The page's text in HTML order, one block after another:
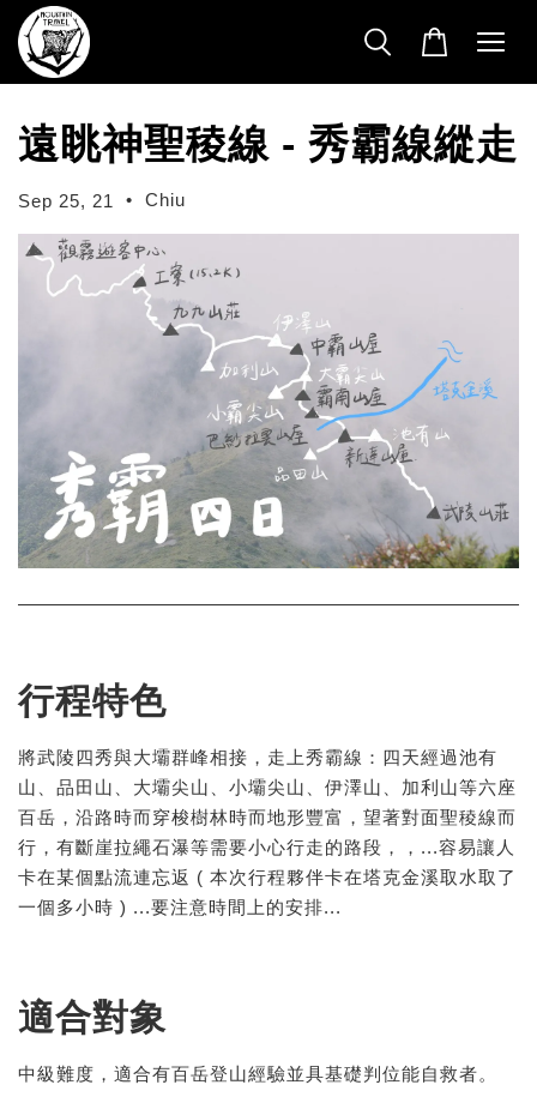
遠眺神聖稜線 - 秀霸線縱走
Sep 25, 21 • Chiu
行程特色
將武陵四秀與大壩群峰相接，走上秀霸線： 四天經過池有
山、品田山、大壩尖山、小壩尖山、伊澤山、 加利山等六座
百岳，沿路時而穿梭樹林時而地形豐富，望著對面聖稜線而
行，有斷崖拉繩石瀑等需要小心行走的路段，，...容易讓人
卡在某個點流連忘返 ( 本次行程夥伴卡在塔克金溪取水取了
一個多小時 ) ...要注意時間上的安排...
適合對象
中級難度，適合有百岳登山經驗並具基礎判位能自救者。